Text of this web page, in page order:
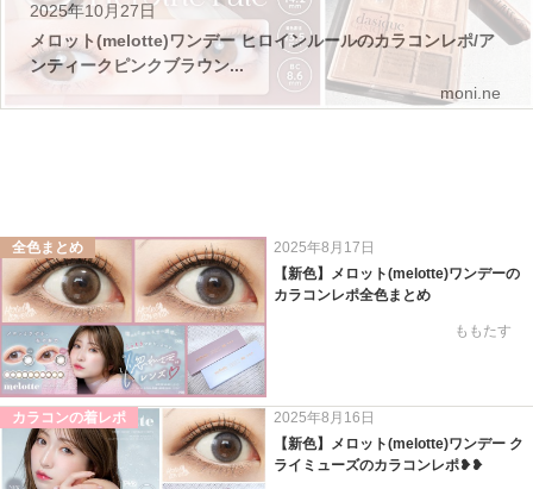
2025年10月27日
メロット(melotte)ワンデー ヒロインルールのカラコンレポ/ア
ンティークピンクブラウン...
moni.ne
全色まとめ
2025年8月17日
【新色】メロット(melotte)ワンデーの
カラコンレポ全色まとめ
ももたす
カラコンの着レポ
2025年8月16日
【新色】メロット(melotte)ワンデー ク
ライミューズのカラコンレポ❥❥